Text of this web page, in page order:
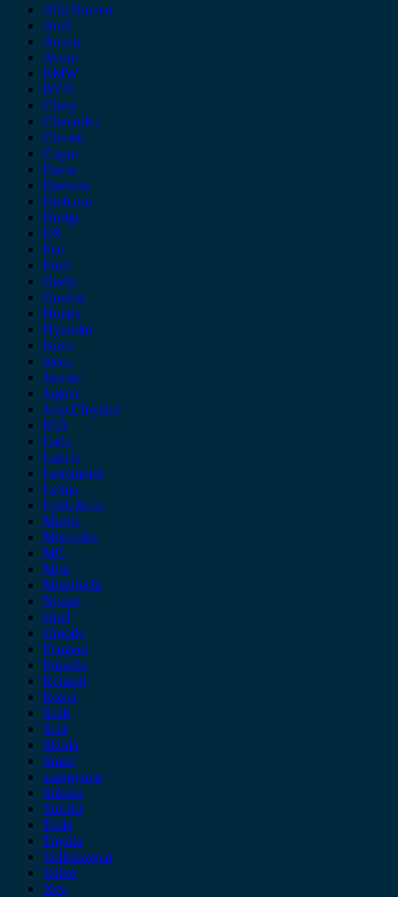
Alfa Romeo
Audi
Austin
Acura
BMW
BYD
Chery
Chevrolet
Citroen
Cupra
Dacia
Daewoo
Daihatsu
Dodge
DS
Fiat
Ford
Geely
Gonow
Honda
Hyundai
Isuzu
iveco
Jaecoo
Jaguar
Jeep Chrysler
KIA
Lada
Lancia
Leapmotor
Lexus
Lynk & co
Mazda
Mercedes
MG
Mini
Mitsubishi
Nissan
Opel
Omoda
Peugeot
Porsche
Renault
Rover
Saab
Seat
Skoda
Smart
ssangyong
Subaru
Suzuki
Tesla
Toyota
Volkswagen
Volvo
Xev